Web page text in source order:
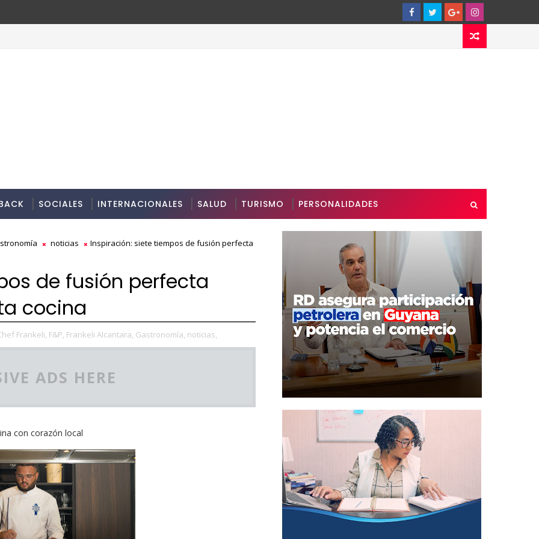
SOCIALES INTERNACIONALES SALUD TURISMO PERSONALIDADES
noticias Inspiración: siete tiempos de fusión perfecta
de fusión perfecta
cocina
Frankeli, F&P, Frankeli Alcantara, Gastronomía, noticias,
ADS HERE
con corazón local